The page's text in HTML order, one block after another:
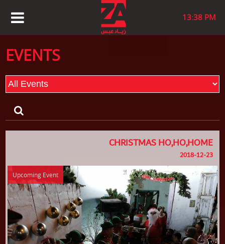
13:38 PM
EVENTS
CHRISTMAS HO,HO,HOME
2018-12-23